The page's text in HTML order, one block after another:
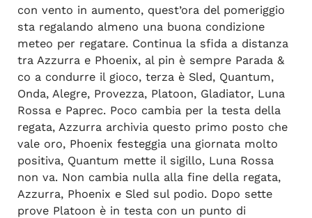
con vento in aumento, quest’ora del pomeriggio
sta regalando almeno una buona condizione
meteo per regatare. Continua la sfida a distanza
tra Azzurra e Phoenix, al pin è sempre Parada &
co a condurre il gioco, terza è Sled, Quantum,
Onda, Alegre, Provezza, Platoon, Gladiator, Luna
Rossa e Paprec. Poco cambia per la testa della
regata, Azzurra archivia questo primo posto che
vale oro, Phoenix festeggia una giornata molto
positiva, Quantum mette il sigillo, Luna Rossa
non va. Non cambia nulla alla fine della regata,
Azzurra, Phoenix e Sled sul podio. Dopo sette
prove Platoon è in testa con un punto di